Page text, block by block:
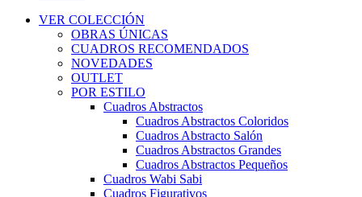
VER COLECCIÓN
OBRAS ÚNICAS
CUADROS RECOMENDADOS
NOVEDADES
OUTLET
POR ESTILO
Cuadros Abstractos
Cuadros Abstractos Coloridos
Cuadros Abstracto Salón
Cuadros Abstractos Grandes
Cuadros Abstractos Pequeños
Cuadros Wabi Sabi
Cuadros Figurativos